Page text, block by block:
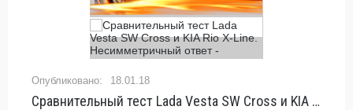
18.01.18
Сравнительный тест Lada Vesta SW Cross и KIA Rio X-Line. Несимметричный ответ -